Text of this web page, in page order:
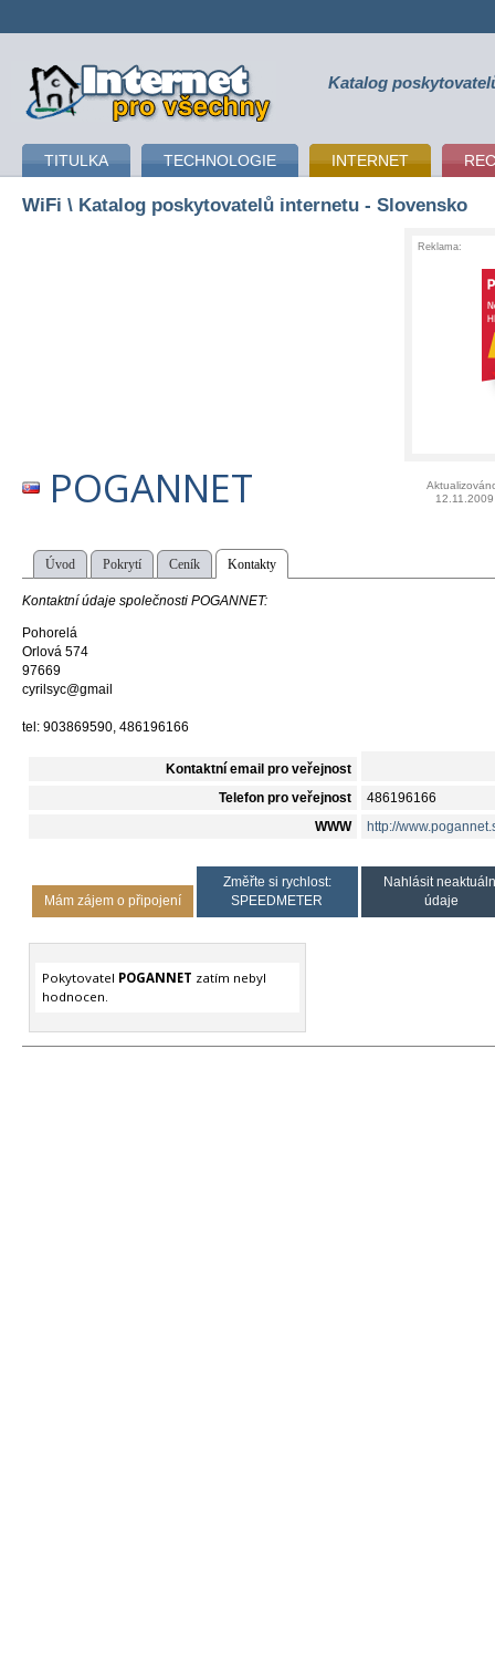
připojení k internetu Katalog
TITULKA TECHNOLOGIE INTERNET
WiFi \ Katalog poskytovatelů internetu - Slovensko
Reklama:
POGANNET
12.11.2009
Úvod Pokrytí Ceník Kontakty
Kontaktní údaje společnosti POGANNET:
Pohorelá
Orlová 574
97669
cyrilsyc@gmail
tel: 903869590, 486196166
Kontaktní email pro veřejnost
Telefon pro veřejnost 486196166
WWW http://
Mám zájem o připojení
Změřte si rychlost:
SPEEDMETER
Nahlásit
údaje
Pokytovatel POGANNET zatím nebyl
hodnocen.